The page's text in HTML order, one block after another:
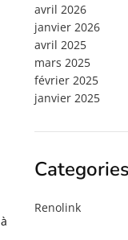
avril 2026
janvier 2026
avril 2025
mars 2025
février 2025
janvier 2025
Categories
Renolink